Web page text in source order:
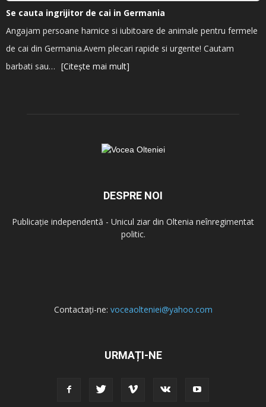
Se cauta ingrijitor de cai in Germania
Angajam persoane harnice si iubitoare de animale pentru fermele
de cai din Germania.Avem plecari rapide si urgente! Cautam
barbati sau… [Citește mai mult]
DESPRE NOI
Publicație independentă - Unicul ziar din Oltenia neînregimentat
politic.
Contactați-ne: voceaolteniei@yahoo.com
URMAȚI-NE